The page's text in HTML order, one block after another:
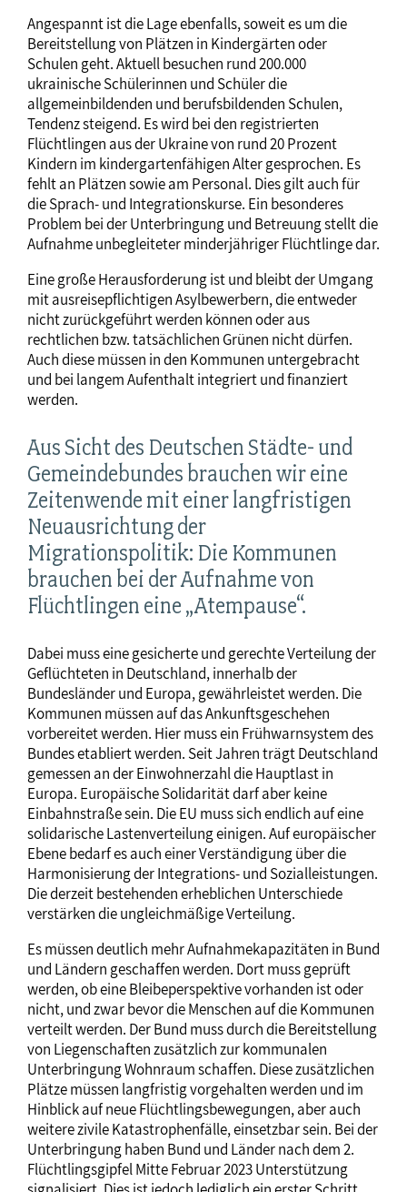
Angespannt ist die Lage ebenfalls, soweit es um die
Bereitstellung von Plätzen in Kindergärten oder
Schulen geht. Aktuell besuchen rund 200.000
ukrainische Schülerinnen und Schüler die
allgemeinbildenden und berufsbildenden Schulen,
Tendenz steigend. Es wird bei den registrierten
Flüchtlingen aus der Ukraine von rund 20 Prozent
Kindern im kindergartenfähigen Alter gesprochen. Es
fehlt an Plätzen sowie am Personal. Dies gilt auch für
die Sprach- und Integrationskurse. Ein besonderes
Problem bei der Unterbringung und Betreuung stellt die
Aufnahme unbegleiteter minderjähriger Flüchtlinge dar.
Eine große Herausforderung ist und bleibt der Umgang
mit ausreisepflichtigen Asylbewerbern, die entweder
nicht zurückgeführt werden können oder aus
rechtlichen bzw. tatsächlichen Grünen nicht dürfen.
Auch diese müssen in den Kommunen untergebracht
und bei langem Aufenthalt integriert und finanziert
werden.
Aus Sicht des Deutschen Städte- und
Gemeindebundes brauchen wir eine
Zeitenwende mit einer langfristigen
Neuausrichtung der
Migrationspolitik: Die Kommunen
brauchen bei der Aufnahme von
Flüchtlingen eine „Atempause“.
Dabei muss eine gesicherte und gerechte Verteilung der
Geflüchteten in Deutschland, innerhalb der
Bundesländer und Europa, gewährleistet werden. Die
Kommunen müssen auf das Ankunftsgeschehen
vorbereitet werden. Hier muss ein Frühwarnsystem des
Bundes etabliert werden. Seit Jahren trägt Deutschland
gemessen an der Einwohnerzahl die Hauptlast in
Europa. Europäische Solidarität darf aber keine
Einbahnstraße sein. Die EU muss sich endlich auf eine
solidarische Lastenverteilung einigen. Auf europäischer
Ebene bedarf es auch einer Verständigung über die
Harmonisierung der Integrations- und Sozialleistungen.
Die derzeit bestehenden erheblichen Unterschiede
verstärken die ungleichmäßige Verteilung.
Es müssen deutlich mehr Aufnahmekapazitäten in Bund
und Ländern geschaffen werden. Dort muss geprüft
werden, ob eine Bleibeperspektive vorhanden ist oder
nicht, und zwar bevor die Menschen auf die Kommunen
verteilt werden. Der Bund muss durch die Bereitstellung
von Liegenschaften zusätzlich zur kommunalen
Unterbringung Wohnraum schaffen. Diese zusätzlichen
Plätze müssen langfristig vorgehalten werden und im
Hinblick auf neue Flüchtlingsbewegungen, aber auch
weitere zivile Katastrophenfälle, einsetzbar sein. Bei der
Unterbringung haben Bund und Länder nach dem 2.
Flüchtlingsgipfel Mitte Februar 2023 Unterstützung